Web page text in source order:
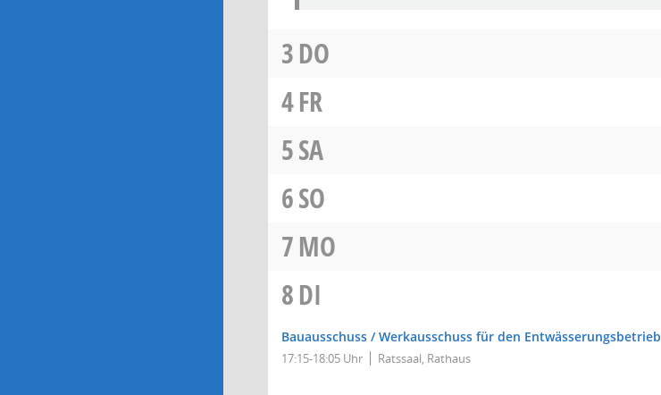
3DO
4FR
5SA
6SO
7MO
8DI
Bauausschuss / Werkausschuss für den Entwässerungsbetrieb
17:15-18:05 Uhr Ratssaal, Rathaus